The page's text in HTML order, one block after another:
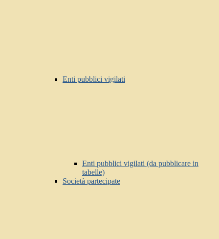
Enti pubblici vigilati
Enti pubblici vigilati (da pubblicare in
tabelle)
Società partecipate